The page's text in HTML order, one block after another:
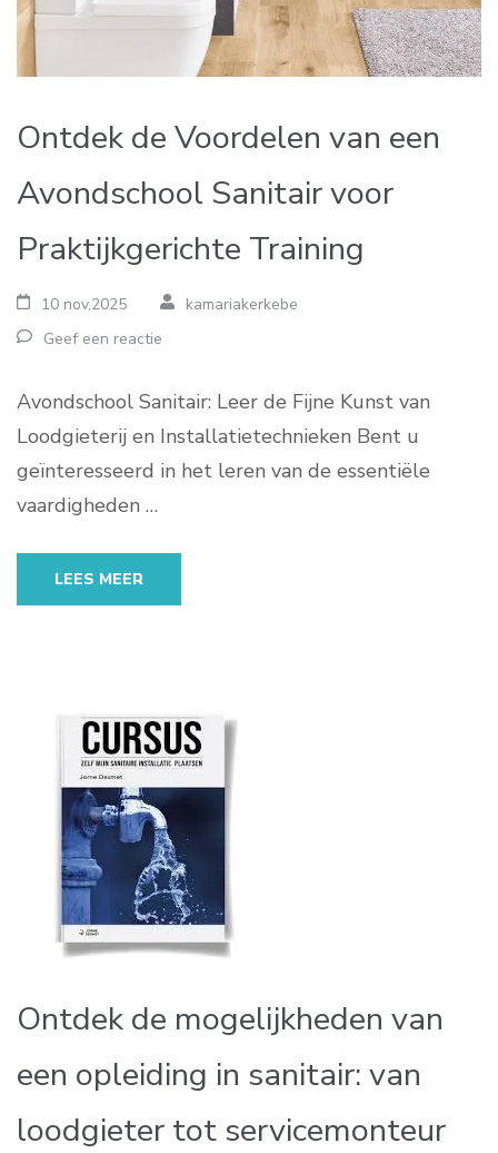
Ontdek de Voordelen van een
Avondschool Sanitair voor
Praktijkgerichte Training
10 nov,2025
kamariakerkebe
Geef een reactie
Avondschool Sanitair: Leer de Fijne Kunst van
Loodgieterij en Installatietechnieken Bent u
geïnteresseerd in het leren van de essentiële
vaardigheden …
LEES MEER
Ontdek de mogelijkheden van
een opleiding in sanitair: van
loodgieter tot servicemonteur